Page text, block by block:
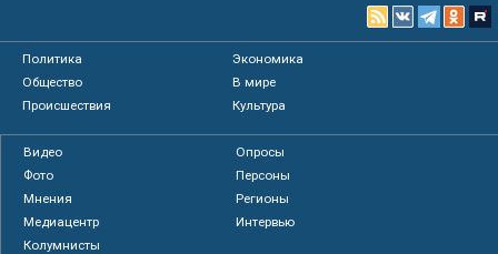
Политика
Экономика
Общество
В мире
Происшествия
Культура
Видео
Опросы
Фото
Персоны
Мнения
Регионы
Медиацентр
Интервью
Колумнисты